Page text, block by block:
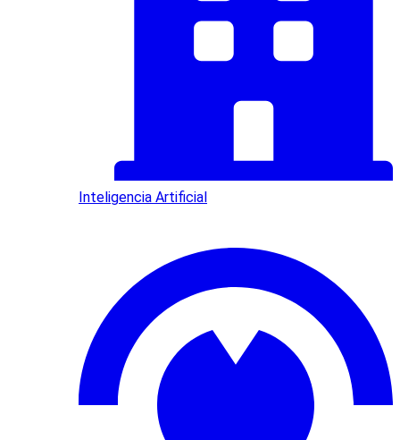
Inteligencia Artificial